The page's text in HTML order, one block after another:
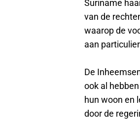
Suriname
van de
waarop de
aan
De
ook al
hun woon en
door de